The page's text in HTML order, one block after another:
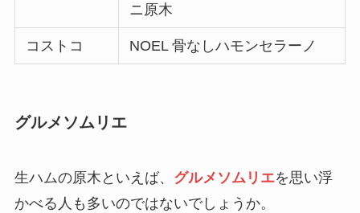
飲んではいけない黒豆茶！デメリットや危
険性をどこよりも詳しく紹介！
食べてはいけないオリゴ糖はどれ？買って
ニ原木
コストコ NOEL 骨なしハモンセラーノ
グルメソムリエ
生ハムの原木といえば、 グルメソムリエを思い浮
かべる人も多いのではないでしょうか。